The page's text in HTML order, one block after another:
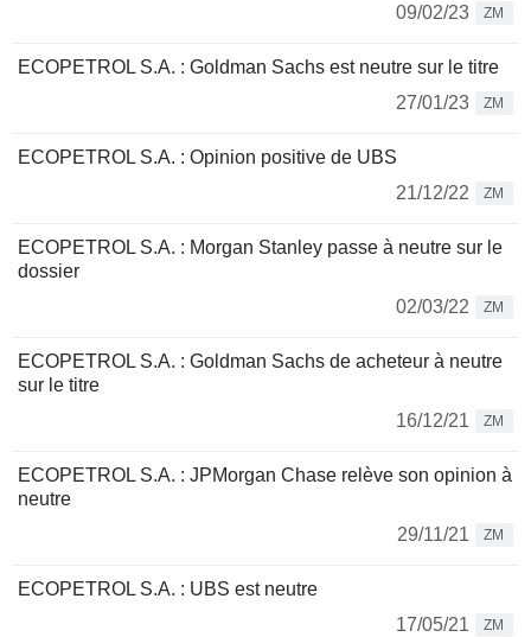
09/02/23
ZM
ECOPETROL S.A. : Goldman Sachs est neutre sur le titre
27/01/23
ZM
ECOPETROL S.A. : Opinion positive de UBS
21/12/22
ZM
ECOPETROL S.A. : Morgan Stanley passe à neutre sur le
dossier
02/03/22
ZM
ECOPETROL S.A. : Goldman Sachs de acheteur à neutre
sur le titre
16/12/21
ZM
ECOPETROL S.A. : JPMorgan Chase relève son opinion à
neutre
29/11/21
ZM
ECOPETROL S.A. : UBS est neutre
17/05/21
ZM